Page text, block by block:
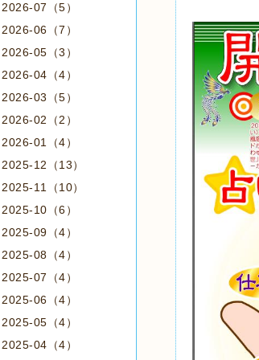
2026-07（5）
2026-06（7）
2026-05（3）
2026-04（4）
2026-03（5）
2026-02（2）
2026-01（4）
2025-12（13）
2025-11（10）
2025-10（6）
2025-09（4）
2025-08（4）
2025-07（4）
2025-06（4）
2025-05（4）
2025-04（4）